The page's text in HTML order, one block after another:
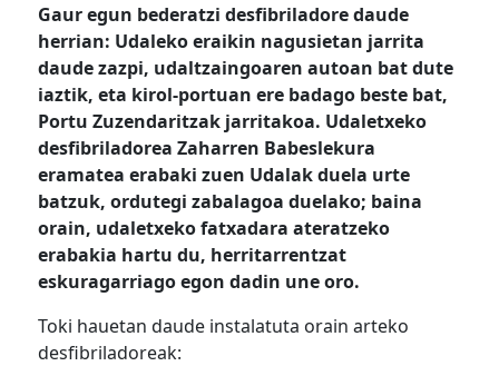
Gaur egun bederatzi desfibriladore daude
herrian: Udaleko eraikin nagusietan jarrita
daude zazpi, udaltzaingoaren autoan bat dute
iaztik, eta kirol-portuan ere badago beste bat,
Portu Zuzendaritzak jarritakoa. Udaletxeko
desfibriladorea Zaharren Babeslekura
eramatea erabaki zuen Udalak duela urte
batzuk, ordutegi zabalagoa duelako; baina
orain, udaletxeko fatxadara ateratzeko
erabakia hartu du, herritarrentzat
eskuragarriago egon dadin une oro.
Toki hauetan daude instalatuta orain arteko
desfibriladoreak: